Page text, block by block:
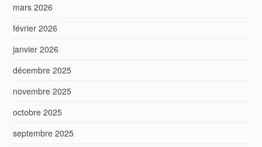
mars 2026
février 2026
janvier 2026
décembre 2025
novembre 2025
octobre 2025
septembre 2025